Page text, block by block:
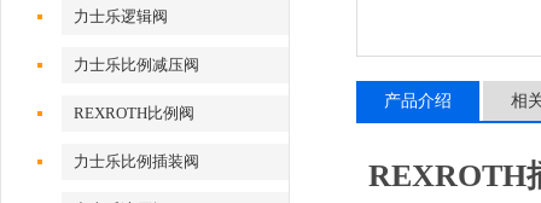
力士乐逻辑阀
力士乐比例减压阀
REXROTH比例阀
力士乐比例插装阀
产品介绍 相
REXROTH